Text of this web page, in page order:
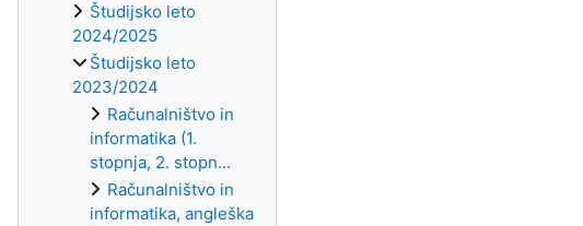
Študijsko leto
2024/2025
Študijsko leto
2023/2024
Računalništvo in
informatika (1.
stopnja, 2. stopn...
Računalništvo in
informatika, angleška